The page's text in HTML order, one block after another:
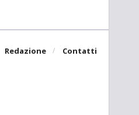
Redazione Contatti